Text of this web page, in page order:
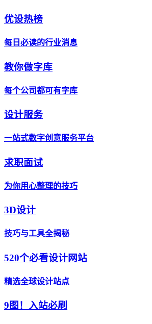
优设热榜
每日必读的行业消息
教你做字库
每个公司都可有字库
设计服务
一站式数字创意服务平台
求职面试
为你用心整理的技巧
3D设计
技巧与工具全揭秘
520个必看设计网站
精选全球设计站点
9图！入站必刷